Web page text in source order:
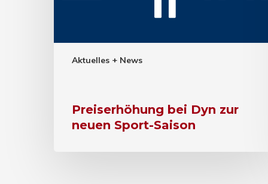
Aktuelles + News
Preiserhöhung bei Dyn zur
neuen Sport-Saison